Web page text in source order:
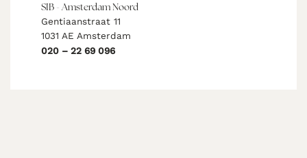
SIB - Amsterdam Noord
Gentiaanstraat 11
1031 AE Amsterdam
020 – 22 69 096